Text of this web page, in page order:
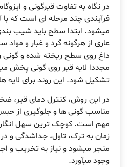
در نگاه به تفاوت قیرگونی و
فرآیندی چند مرحله ای است که با
میشود. ابتدا سطح باید شیب
عاری از هرگونه گرد و غبار و
داغ روی سطح ریخته شده و
مجددا لایه قیر روی گونی پخش
تشکیل شود. این روند برای لایه
در این روش، کنترل دمای قیر،
مناسب گونی ها و جلوگیری از
مهم است. کوچک ترین سهل
زمان به ترک، تاول، جداشدگی و
منجر میشود و نیاز به تخریب و
وجود میآورد.